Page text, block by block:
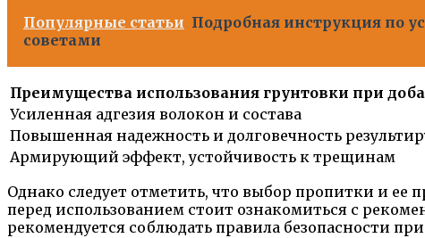
Популярные статьи Подробная инструкция по
советами
Преимущества использования грунтовки при
Усиленная адгезия волокон и состава
Повышенная надежность и долговечность
Армирующий эффект, устойчивость к трещинам
Однако следует отметить, что выбор пропитки и
перед использованием стоит ознакомиться с
рекомендуется соблюдать правила безопасности